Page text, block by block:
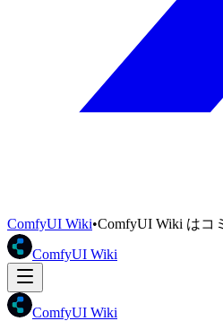
ComfyUI Wiki•ComfyUI Wiki はコ
ComfyUI Wiki
ComfyUI Wiki